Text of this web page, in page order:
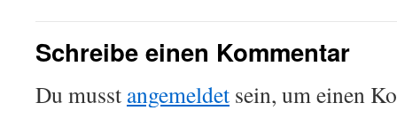
Schreibe einen Kommentar
Du musst angemeldet sein, um einen